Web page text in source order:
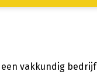
vakkundig